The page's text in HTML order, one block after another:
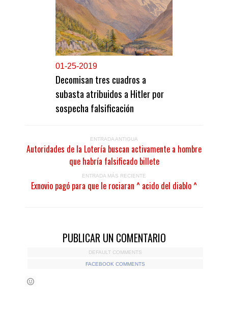
01-25-2019
Decomisan tres cuadros a
subasta atribuidos a Hitler por
sospecha falsificación
ENTRADA ANTIGUA
Autoridades de la Lotería buscan activamente a hombre
que habría falsificado billete
ENTRADA MÁS RECIENTE
Exnovio pagó para que le rociaran ^ acido del diablo ^
PUBLICAR UN COMENTARIO
DEFAULT COMMENTS
FACEBOOK COMMENTS